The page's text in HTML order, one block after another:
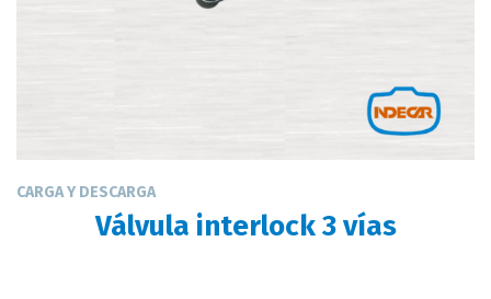
CARGA Y DESCARGA
Válvula interlock 3 vías